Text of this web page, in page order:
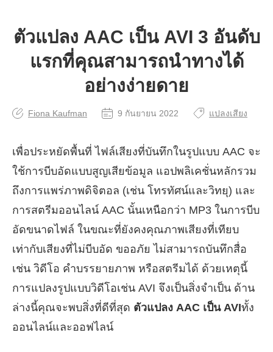
ตัวแปลง AAC เป็น AVI 3 อันดับ
แรกที่คุณสามารถนำทางได้
อย่างง่ายดาย
Fiona Kaufman 9 กันยายน 2022 แปลงเสียง
เพื่อประหยัดพื้นที่ ไฟล์เสียงที่บันทึกในรูปแบบ AAC จะ
ใช้การบีบอัดแบบสูญเสียข้อมูล แอปพลิเคชั่นหลักรวม
ถึงการแพร่ภาพดิจิตอล (เช่น โทรทัศน์และวิทยุ) และ
การสตรีมออนไลน์ AAC นั้นเหนือกว่า MP3 ในการบีบ
อัดขนาดไฟล์ ในขณะที่ยังคงคุณภาพเสียงที่เทียบ
เท่ากับเสียงที่ไม่บีบอัด ขออภัย ไม่สามารถบันทึกสื่อ
เช่น วิดีโอ คำบรรยายภาพ หรือสตรีมได้ ด้วยเหตุนี้
การแปลงรูปแบบวิดีโอเช่น AVI จึงเป็นสิ่งจำเป็น ด้าน
ล่างนี้คุณจะพบสิ่งที่ดีที่สุด ตัวแปลง AAC เป็น AVIทั้ง
ออนไลน์และออฟไลน์